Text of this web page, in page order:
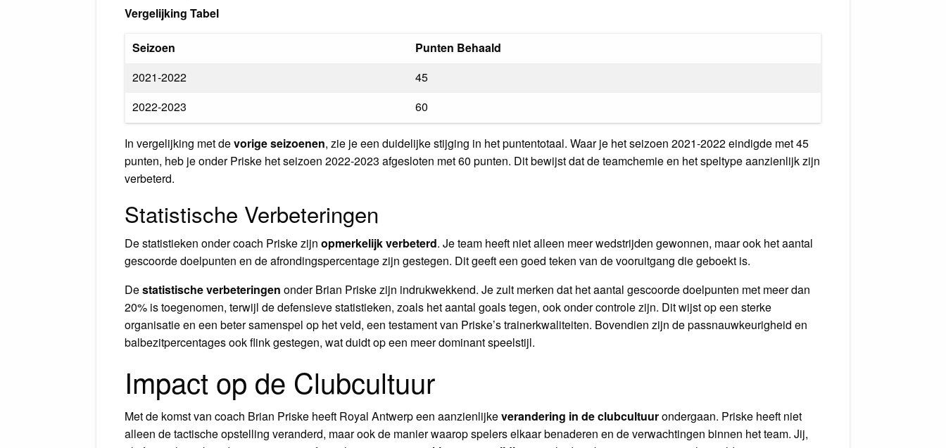
Vergelijking Tabel
Seizoen
Punten Behaald
2021-2022
45
2022-2023
60
In vergelijking met devorige seizoenen, zie je een duidelijke stijging in het puntentotaal. Waar je het seizoen 2021-2022 eindigde met 45
punten, heb je onder Priske het seizoen 2022-2023 afgesloten met 60 punten. Dit bewijst dat de teamchemie en het speltype aanzienlijk zijn
verbeterd.
Statistische Verbeteringen
De statistieken onder coach Priske zijn opmerkelijk verbeterd. Je team heeft niet alleen meer wedstrijden gewonnen, maar ook het aantal
gescoorde doelpunten en de afrondingspercentage zijn gestegen. Dit geeft een goed teken van de vooruitgang die geboekt is.
Destatistische verbeteringen onder Brian Priske zijn indrukwekkend. Je zult merken dat het aantal gescoorde doelpunten met meer dan
20% is toegenomen, terwijl de defensieve statistieken, zoals het aantal goals tegen, ook onder controle zijn. Dit wijst op een sterke
organisatie en een beter samenspel op het veld, een testament van Priske’s trainerkwaliteiten. Bovendien zijn de passnauwkeurigheid en
balbezitpercentages ook flink gestegen, wat duidt op een meer dominant speelstijl.
Impact op de Clubcultuur
Met de komst van coach Brian Priske heeft Royal Antwerp een aanzienlijkeverandering in de clubcultuurondergaan. Priske heeft niet
alleen de tactische opstelling veranderd, maar ook de manier waarop spelers elkaar benaderen en de verwachtingen binnen het team. Jij,